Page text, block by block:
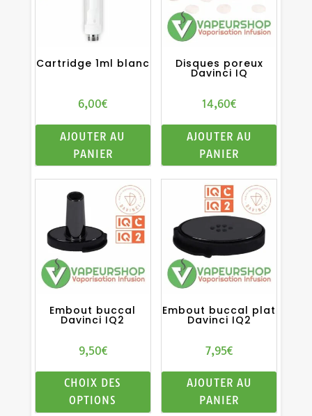
Cartridge 1ml blanc
6,00€
AJOUTER AU
PANIER
Disques poreux
Davinci IQ
14,60€
AJOUTER AU
PANIER
Embout buccal
Davinci IQ2
9,50€
CHOIX DES
OPTIONS
Ce
Embout buccal plat
Davinci IQ2
7,95€
AJOUTER AU
PANIER